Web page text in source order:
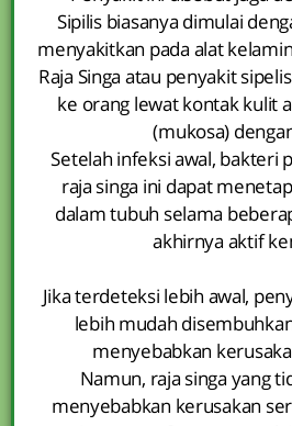
Sipilis biasanya dimulai
menyakitkan pada alat
Raja Singa atau penyakit
ke orang lewat kontak kulit
(mukosa)
Setelah infeksi awal, bakteri
raja singa ini dapat
dalam tubuh selama
akhirnya aktif
Jika terdeteksi lebih awal,
lebih mudah
menyebabkan
Namun, raja singa yang
menyebabkan kerusakan